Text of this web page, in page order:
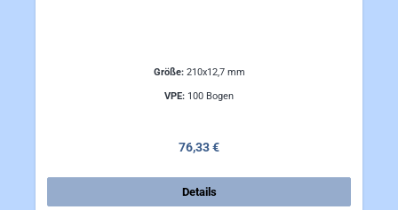
Größe: 210x12,7 mm
VPE: 100 Bogen
Regulärer Preis:
76,33 €
Details